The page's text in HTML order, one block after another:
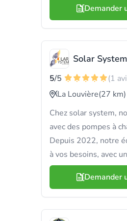
Demander
Solar System
5/5
(1
La Louvière(27 km)
Chez solar system,
avec des pompes à
Depuis 2022, notre
à vos besoins, avec
Demander